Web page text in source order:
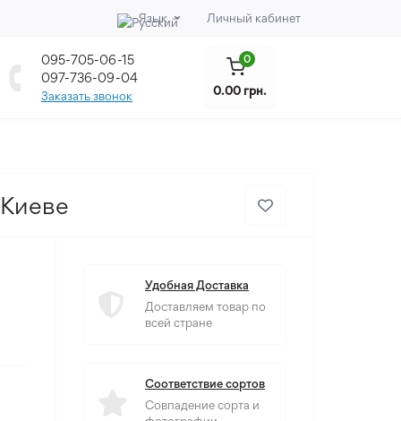
Язык Личный кабинет
095-705-06-15
097-736-09-04
Заказать звонок
0
0.00 грн.
Удобная Доставка
Доставляем товар по
всей стране
Соответствие сортов
Совпадение сорта и